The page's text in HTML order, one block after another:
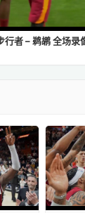
者 – 鹈鹕 全场录